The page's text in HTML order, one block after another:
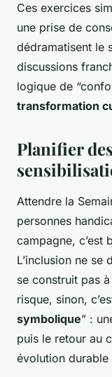
Ces exercices
une prise de
dédramatisent le
discussions
logique de
transformation
Planifier
Attendre la
personnes
campagne, c’est
L’inclusion ne se
se construit pas
risque, sinon,
symbolique” :
puis le retour au
évolution